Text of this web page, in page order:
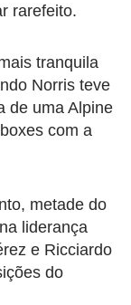
rarefeito.
tranquila
Norris teve
de uma Alpine
com a
metade do
liderança
e Ricciardo
do